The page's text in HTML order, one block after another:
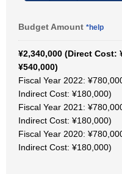
Budget Amount *help
¥2,340,000 (Direct Cost:
¥540,000)
Fiscal Year 2022:
Indirect Cost: ¥180,000)
Fiscal Year 2021:
Indirect Cost: ¥180,000)
Fiscal Year 2020:
Indirect Cost: ¥180,000)